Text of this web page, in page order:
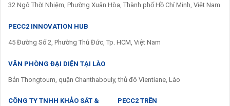
32 Ngô Thời Nhiệm, Phường Xuân Hòa, Thành phố Hồ Chí Minh, Việt Nam
PECC2 INNOVATION HUB
45 Đường Số 2, Phường Thủ Đức, Tp. HCM, Việt Nam
VĂN PHÒNG ĐẠI DIỆN TẠI LÀO
Bản Thongtoum, quận Chanthabouly, thủ đô Vientiane, Lào
CÔNG TY TNHH KHẢO SÁT &
PECC2 TRÊN